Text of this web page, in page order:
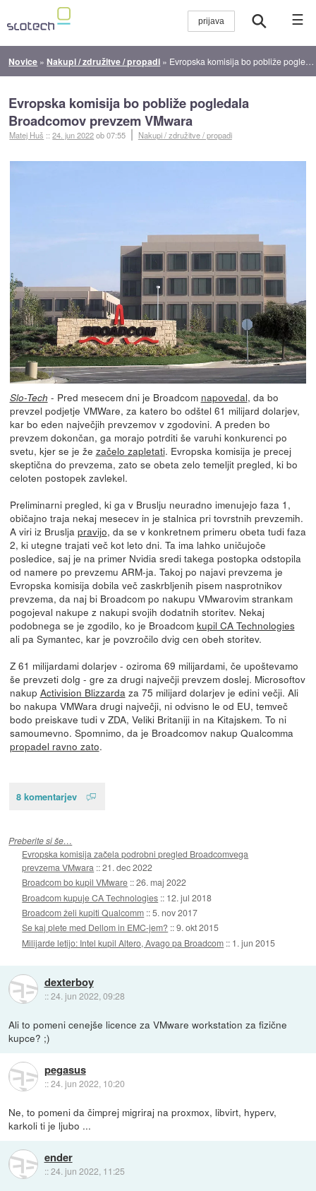
☰
Novice » Nakupi / združitve / propadi » Evropska komisija bo pobliže pogledala Broadcomov prevzem VMwara
Evropska komisija bo pobliže pogledala
Broadcomov prevzem VMwara
Matej Huš ::24. jun 2022ob 07:55 Nakupi / združitve / propadi
Slo-Tech - Pred mesecem dni je Broadcom napovedal, da bo
prevzel podjetje VMWare, za katero bo odštel 61 milijard dolarjev,
kar bo eden največjih prevzemov v zgodovini. A preden bo
prevzem dokončan, ga morajo potrditi še varuhi konkurenci po
svetu, kjer se je že začelo zapletati. Evropska komisija je precej
skeptična do prevzema, zato se obeta zelo temeljit pregled, ki bo
celoten postopek zavlekel.
Preliminarni pregled, ki ga v Bruslju neuradno imenujejo faza 1,
običajno traja nekaj mesecev in je stalnica pri tovrstnih prevzemih.
A viri iz Bruslja pravijo, da se v konkretnem primeru obeta tudi faza
2, ki utegne trajati več kot leto dni. Ta ima lahko uničujoče
posledice, saj je na primer Nvidia sredi takega postopka odstopila
od namere po prevzemu ARM-ja. Takoj po najavi prevzema je
Evropska komisija dobila več zaskrbljenih pisem nasprotnikov
prevzema, da naj bi Broadcom po nakupu VMwarovim strankam
pogojeval nakupe z nakupi svojih dodatnih storitev. Nekaj
podobnega se je zgodilo, ko je Broadcom kupil CA Technologies
ali pa Symantec, kar je povzročilo dvig cen obeh storitev.
Z 61 milijardami dolarjev - oziroma 69 milijardami, če upoštevamo
še prevzeti dolg - gre za drugi največji prevzem doslej. Microsoftov
nakup Activision Blizzardaza 75 milijard dolarjev je edini večji. Ali
bo nakupa VMWara drugi največji, ni odvisno le od EU, temveč
bodo preiskave tudi v ZDA, Veliki Britaniji in na Kitajskem. To ni
samoumevno. Spomnimo, da je Broadcomov nakup Qualcomma
propadel ravno zato.
8 komentarjev
Preberite si še…
Evropska komisija začela podrobni pregled Broadcomvega
prevzema VMwara ::21. dec 2022
Broadcom bo kupil VMware ::26. maj 2022
Broadcom kupuje CA Technologies :: 12. jul 2018
Broadcom želi kupiti Qualcomm ::5. nov 2017
Se kaj plete med Dellom in EMC-jem? ::9. okt 2015
Milijarde letijo: Intel kupil Altero, Avago pa Broadcom :: 1. jun 2015
dexterboy
::24. jun 2022, 09:28
Ali to pomeni cenejše licence za VMware workstation za fizične
kupce? ;)
pegasus
::24. jun 2022, 10:20
Ne, to pomeni da čimprej migriraj na proxmox, libvirt, hyperv,
karkoli ti je ljubo ...
ender
::24. jun 2022, 11:25